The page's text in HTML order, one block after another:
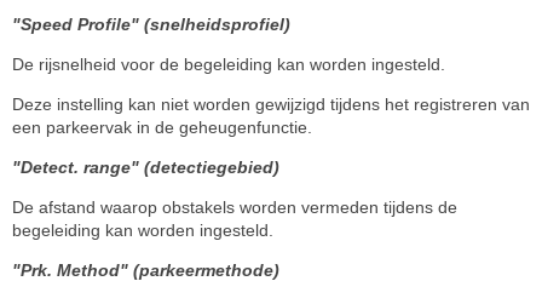
"Speed Profile" (snelheidsprofiel)
De rijsnelheid voor de begeleiding kan worden ingesteld.
Deze instelling kan niet worden gewijzigd tijdens het registreren van
een parkeervak in de geheugenfunctie.
"Detect. range" (detectiegebied)
De afstand waarop obstakels worden vermeden tijdens de
begeleiding kan worden ingesteld.
"Prk. Method" (parkeermethode)